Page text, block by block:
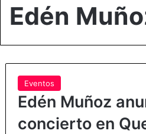
Edén
Eventos
Edén Muñoz
concierto en